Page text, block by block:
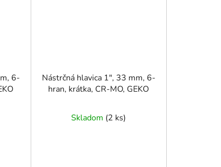
6-
Nástrčná hlavica 1", 33 mm, 6-
hran, krátka, CR-MO, GEKO
Skladom (2 ks)